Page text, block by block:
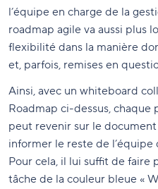
l’équipe en charge de la
roadmap agile va aussi plus
flexibilité dans la manière
et, parfois, remises en
Ainsi, avec un whiteboard
Roadmap ci-dessus,
peut revenir sur le
informer le reste de l’équipe
Pour cela, il lui suffit de faire
tâche de la couleur bleue «